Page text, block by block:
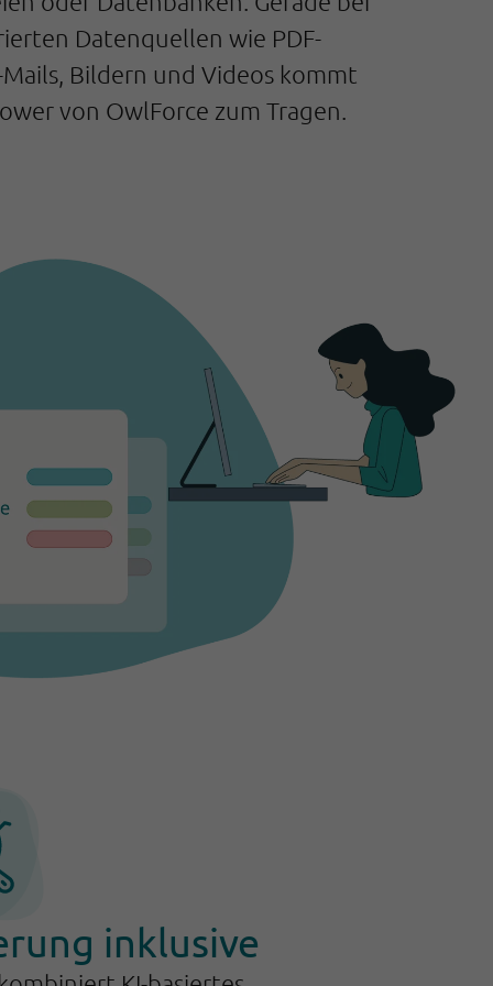
Datenquellen wie PDF-
Mails, Bildern und Videos kommt
von OwlForce zum Tragen.
inklusive